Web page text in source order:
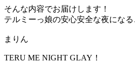
そんな内容でお届けします！
テルミーっ娘の安心安全な夜にな
まりん
TERU ME NIGHT GLAY！